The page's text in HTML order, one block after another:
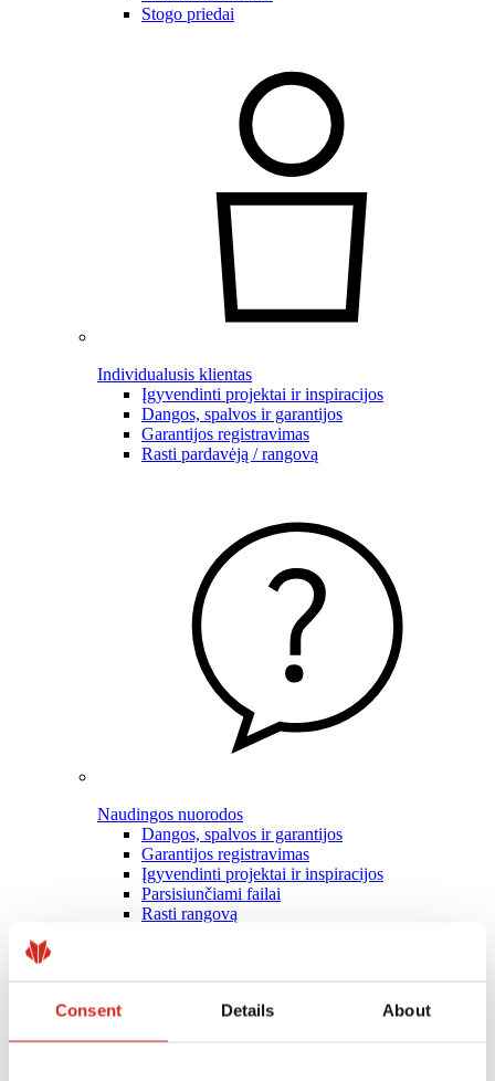
Consent Details About
Stogo priedai
Individualusis klientas
Įgyvendinti projektai ir inspiracijos
Dangos, spalvos ir garantijos
Garantijos registravimas
Rasti pardavėją / rangovą
Naudingos nuorodos
Dangos, spalvos ir garantijos
Garantijos registravimas
Įgyvendinti projektai ir inspiracijos
Parsisiunčiami failai
Rasti rangovą